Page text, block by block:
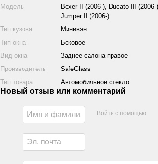
Модель
Boxer II (2006-), Ducato III (2006-
Jumper II (2006-)
Тип кузова
Минивэн
Тип окна
Боковое
Вид окна
Заднее салона правое
Производитель
SafeGlass
Тип товара
Автомобильное стекло
Новый отзыв или комментарий
Войти с помощью